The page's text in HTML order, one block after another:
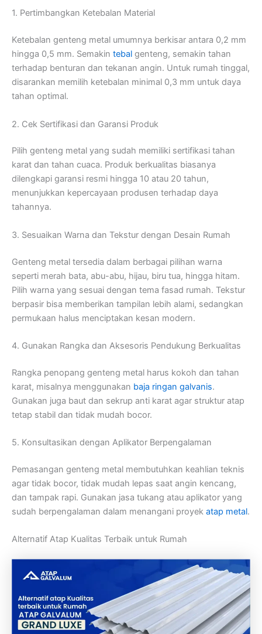
1. Pertimbangkan Ketebalan Material
Ketebalan genteng metal umumnya berkisar antara 0,2 mm
hingga 0,5 mm. Semakin tebal genteng, semakin tahan
terhadap benturan dan tekanan angin. Untuk rumah tinggal,
disarankan memilih ketebalan minimal 0,3 mm untuk daya
tahan optimal.
2. Cek Sertifikasi dan Garansi Produk
Pilih genteng metal yang sudah memiliki sertifikasi tahan
karat dan tahan cuaca. Produk berkualitas biasanya
dilengkapi garansi resmi hingga 10 atau 20 tahun,
menunjukkan kepercayaan produsen terhadap daya
tahannya.
3. Sesuaikan Warna dan Tekstur dengan Desain Rumah
Genteng metal tersedia dalam berbagai pilihan warna
seperti merah bata, abu-abu, hijau, biru tua, hingga hitam.
Pilih warna yang sesuai dengan tema fasad rumah. Tekstur
berpasir bisa memberikan tampilan lebih alami, sedangkan
permukaan halus menciptakan kesan modern.
4. Gunakan Rangka dan Aksesoris Pendukung Berkualitas
Rangka penopang genteng metal harus kokoh dan tahan
karat, misalnya menggunakan baja ringan galvanis.
Gunakan juga baut dan sekrup anti karat agar struktur atap
tetap stabil dan tidak mudah bocor.
5. Konsultasikan dengan Aplikator Berpengalaman
Pemasangan genteng metal membutuhkan keahlian teknis
agar tidak bocor, tidak mudah lepas saat angin kencang,
dan tampak rapi. Gunakan jasa tukang atau aplikator yang
sudah berpengalaman dalam menangani proyek atap metal.
Alternatif Atap Kualitas Terbaik untuk Rumah